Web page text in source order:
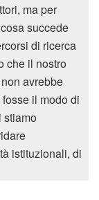
ma per
succede
di ricerca
che il nostro
avrebbe
il modo di
stiamo
istituzionali, di